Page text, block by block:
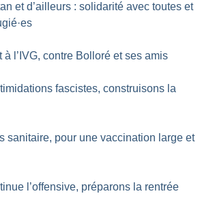
et d’ailleurs : solidarité avec toutes et
·es
à l’IVG, contre Bolloré et ses amis
fascistes, construisons la
sanitaire, pour une vaccination large et
l’offensive, préparons la rentrée